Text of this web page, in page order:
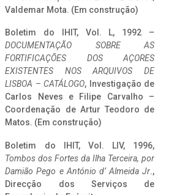
Valdemar Mota. (Em construção)
Boletim do IHIT, Vol. L, 1992 –
DOCUMENTAÇÃO SOBRE AS
FORTIFICAÇÕES DOS AÇORES
EXISTENTES NOS ARQUIVOS DE
LISBOA – CATÁLOGO, Investigação de
Carlos Neves e Filipe Carvalho –
Coordenação de Artur Teodoro de
Matos. (Em construção)
Boletim do IHIT, Vol. LIV, 1996,
Tombos dos Fortes da Ilha Terceira, por
Damião Pego e António d’ Almeida Jr.,
Direcção dos Serviços de